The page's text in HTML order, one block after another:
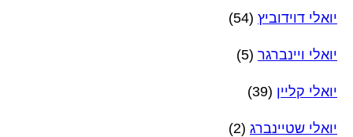
יואלי דוידוביץ (54)
יואלי ויינברגר (5)
יואלי קליין (39)
יואלי שטיינברג (2)